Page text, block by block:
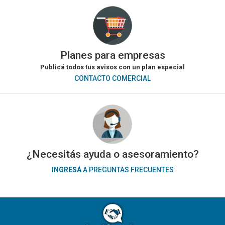
Planes para empresas
Publicá todos tus avisos con un plan especial
CONTACTO COMERCIAL
¿Necesitás ayuda o asesoramiento?
INGRESÁA PREGUNTAS FRECUENTES